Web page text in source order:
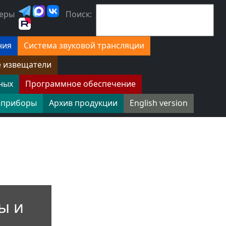
Поиск:
Система звуковой трансляции
извещатели
Программное обеспечение
приборы Архив продукции English version
и